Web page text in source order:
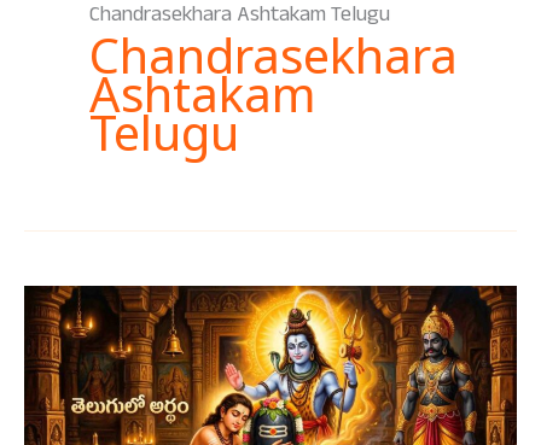
Chandrasekhara Ashtakam Telugu
Chandrasekhara
Ashtakam
Telugu
చంద్రశేఖరాష్టకం